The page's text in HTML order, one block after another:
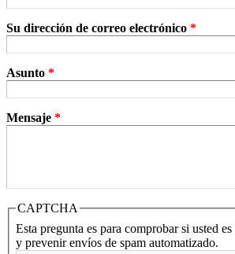
Su dirección de correo electrónico *
Asunto *
Mensaje *
CAPTCHA
Esta pregunta es para comprobar si usted
y prevenir envíos de spam automatizado.